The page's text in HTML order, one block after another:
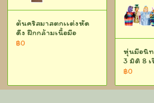
ต้นคริสมาสตกเเต่งหัด
ดึง ฝึกกล้ามเนื้อมือ
฿0
หุ่นมือนิ
3 มิติ 8 เ
฿0